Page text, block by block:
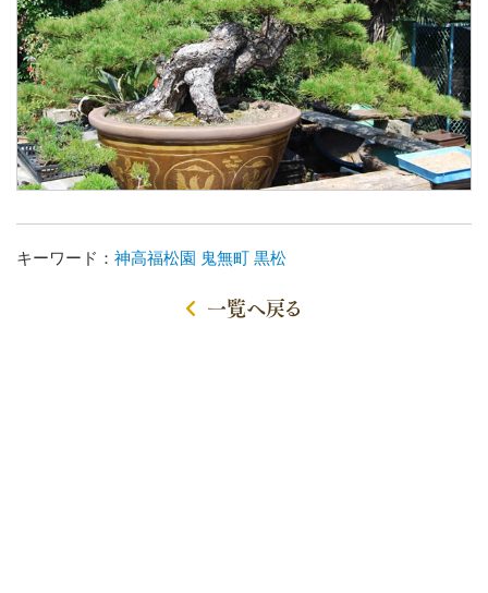
キーワード： 神高福松園 鬼無町 黒松
一覧へ戻る